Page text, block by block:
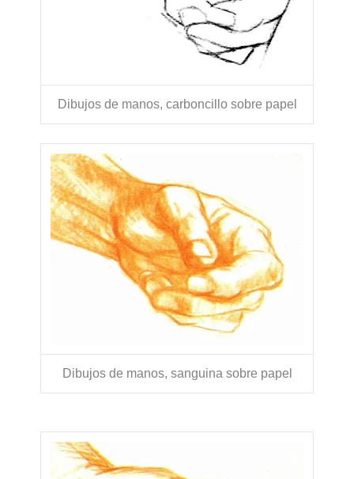
Dibujos de manos, carboncillo sobre papel
Dibujos de manos, sanguina sobre papel